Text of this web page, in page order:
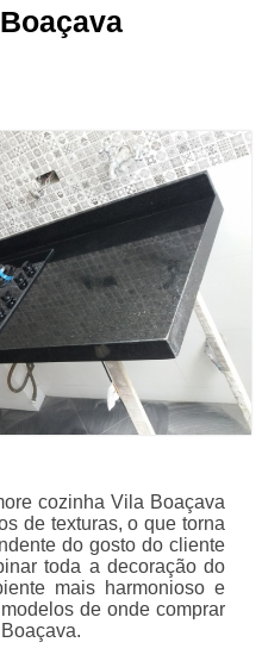
cozinha Vila Boaçava
de texturas, o que torna
do gosto do cliente
toda a decoração do
mais harmonioso e
de onde comprar